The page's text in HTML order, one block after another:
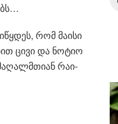
რომ მა­ი­სი
ცივი და ნო­ტიო
მა­ღალმთი­ან რა­ი­